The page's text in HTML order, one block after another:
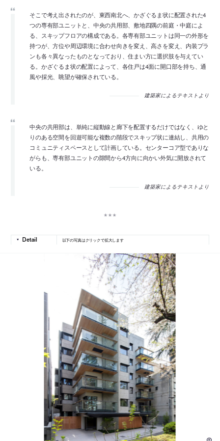
そこで考え出されたのが、東西南北へ、かざぐるま状に配置された4
つの専有部ユニットと、中央の共用部、敷地四隅の前庭・中庭によ
る、スキップフロアの構成である。各専有部ユニットは同一の外形を
持つが、方位や周辺環境に合わせ向きを変え、高さを変え、内装プラ
ンも各々異なったものとなっており、住まい方に選択肢を与えてい
る。かざぐるま状の配置によって、各住戸は4面に開口部を持ち、通
風や採光、眺望が確保されている。
建築家によるテキストより
中央の共用部は、単純に縦動線と廊下を配置するだけではなく、ゆと
りのある空間を回遊可能な複数の階段でスキップ状に連結し、共用の
コミュニティスペースとして計画している。センターコア型でありな
がらも、専有部ユニットの隙間から4方向に向かい外気に開放されて
いる。
建築家によるテキストより
以下の写真はクリックで拡大します